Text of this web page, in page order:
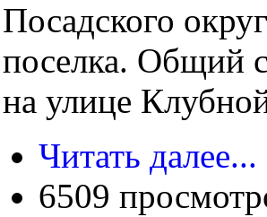
Посадского
поселка. Общий
на улице
Читать далее...
6509